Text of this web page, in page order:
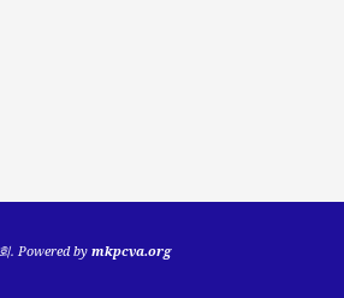
. Powered by mkpcva.org